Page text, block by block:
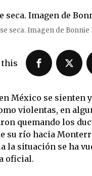
seca. Imagen de
this
México se sienten
violentas, en
quemando los
su río hacia
la situación se ha
oficial.